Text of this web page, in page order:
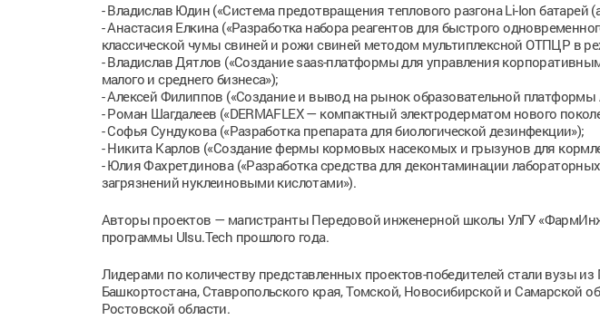
- Владислав Юдин («Система предотвращения теплового разгона Li-Ion батарей
- Анастасия Елкина («Разработка набора реагентов для быстрого
классической чумы свиней и рожи свиней методом мультиплексной ОТПЦР в
- Владислав Дятлов («Создание saas-платформы для управления
малого и среднего бизнеса»);
- Алексей Филиппов («Создание и вывод на рынок образовательной платформы
- Роман Шагдалеев («DERMAFLEX — компактный электродерматом нового
- Софья Сундукова («Разработка препарата для биологической дезинфекции»);
- Никита Карлов («Создание фермы кормовых насекомых и грызунов для
- Юлия Фахретдинова («Разработка средства для деконтаминации
загрязнений нуклеиновыми кислотами»).
Авторы проектов — магистранты Передовой инженерной школы УлГУ
программы Ulsu.Tech прошлого года.
Лидерами по количеству представленных проектов-победителей стали вузы из
Башкортостана, Ставропольского края, Томской, Новосибирской и Самарской
Ростовской области.